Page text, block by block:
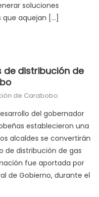
soluciones
aquejan […]
de distribución de
de Carabobo
del gobernador
establecieron una
alcaldes se convertirán
de distribución de gas
fue aportada por
de Gobierno, durante el